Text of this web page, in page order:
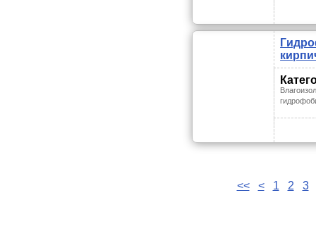
<< < 1 2 3